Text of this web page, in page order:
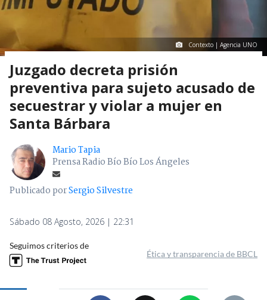
Contexto | Agencia UNO
Juzgado decreta prisión
preventiva para sujeto acusado de
secuestrar y violar a mujer en
Santa Bárbara
Mario Tapia
Prensa Radio Bío Bío Los Ángeles
Publicado porSergio Silvestre
Sábado 08 Agosto, 2026 | 22:31
Seguimos criterios de
Ética y transparencia de BBCL